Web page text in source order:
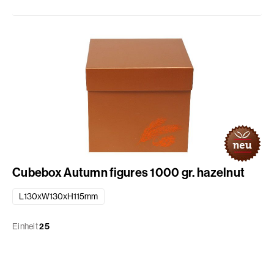
Cubebox Autumn figures 1000 gr. hazelnut
L130xW130xH115mm
Einheit25